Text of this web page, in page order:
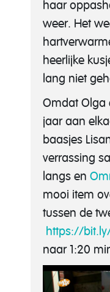
haar
weer. Het
heerlijke
lang niet
Omdat Olga
jaar aan
baasjes
verrassing
langs en
mooi item
tussen de
https://bit.l
naar 1:20